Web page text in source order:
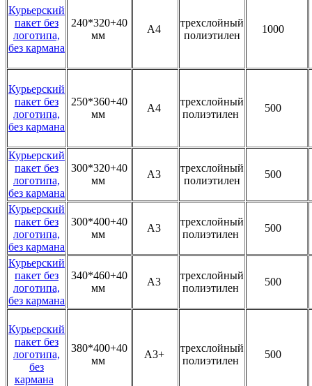
Курьерский
пакет без
логотипа,
без кармана
240*320+40
мм
А4
трехслойный
полиэтилен
1000
Курьерский
пакет без
логотипа,
без кармана
250*360+40
мм
А4
трехслойный
полиэтилен
500
Курьерский
пакет без
логотипа,
без кармана
300*320+40
мм
А3
трехслойный
полиэтилен
500
Курьерский
пакет без
логотипа,
без кармана
300*400+40
мм
А3
трехслойный
полиэтилен
500
Курьерский
пакет без
логотипа,
без кармана
340*460+40
мм
А3
трехслойный
полиэтилен
500
Курьерский
пакет без
логотипа,
без
кармана
380*400+40
мм
А3+
трехслойный
полиэтилен
500